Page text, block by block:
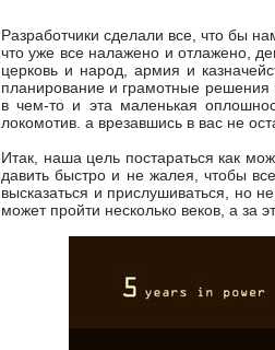
Разработчики сделали все, что бы
что уже все налажено и отлажено,
церковь и народ, армия и
планирование и грамотные решения
в чем-то и эта маленькая
локомотив. а врезавшись в вас не
Итак, наша цель постараться как
давить быстро и не жалея, чтобы
высказаться и прислушиваться, но
может пройти несколько веков, а за